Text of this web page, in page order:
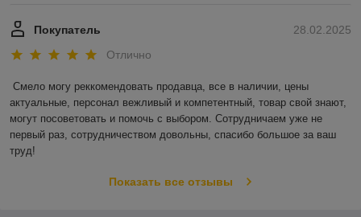
28.02.2025
Покупатель
Отлично
Смело могу реккомендовать продавца, все в наличии, цены
актуальные, персонал вежливый и компетентный, товар свой знают,
могут посоветовать и помочь с выбором. Сотрудничаем уже не
первый раз, сотрудничеством довольны, спасибо большое за ваш
труд!
Показать все отзывы